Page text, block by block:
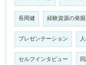
長岡健 経験資源の発掘
プレゼンテーション
セルフインタビュー